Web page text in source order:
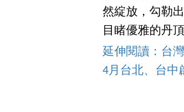
然綻放，勾勒
目睹優雅的丹
延伸閱讀：台
4月台北、台中